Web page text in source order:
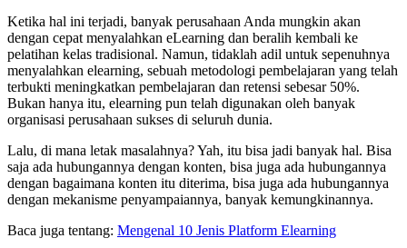
Ketika hal ini terjadi, banyak perusahaan Anda mungkin akan
dengan cepat menyalahkan eLearning dan beralih kembali ke
pelatihan kelas tradisional. Namun, tidaklah adil untuk sepenuhnya
menyalahkan elearning, sebuah metodologi pembelajaran yang telah
terbukti meningkatkan pembelajaran dan retensi sebesar 50%.
Bukan hanya itu, elearning pun telah digunakan oleh banyak
organisasi perusahaan sukses di seluruh dunia.
Lalu, di mana letak masalahnya? Yah, itu bisa jadi banyak hal. Bisa
saja ada hubungannya dengan konten, bisa juga ada hubungannya
dengan bagaimana konten itu diterima, bisa juga ada hubungannya
dengan mekanisme penyampaiannya, banyak kemungkinannya.
Baca juga tentang: Mengenal 10 Jenis Platform Elearning